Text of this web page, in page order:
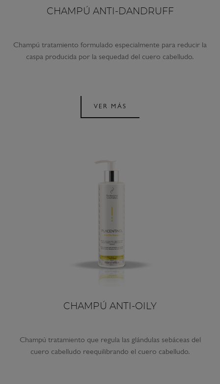
CHAMPÚ ANTI-DANDRUFF
Champú tratamiento formulado especialmente para reducir la
caspa producida por la sequedad del cuero cabelludo.
VER MÁS
CHAMPÚ ANTI-OILY
Champú tratamiento que regula las glándulas sebáceas del
cuero cabelludo reequilibrando el cuero cabelludo.